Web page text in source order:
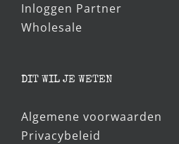
Inloggen Partner
Wholesale
DIT WIL JE WETEN
Algemene voorwaarden
Privacybeleid